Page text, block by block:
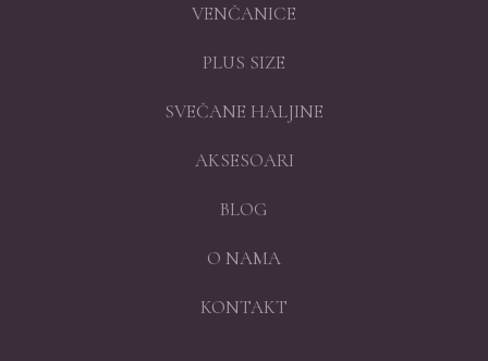
VENČANICE
PLUS SIZE
SVEČANE HALJINE
AKSESOARI
BLOG
O NAMA
KONTAKT